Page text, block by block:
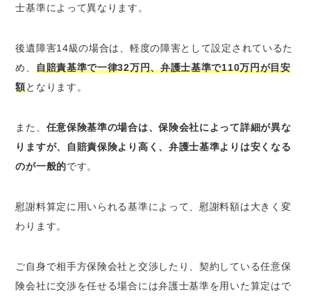
士基準によって異なります。
後遺障害14級の場合は、軽度の障害として設定されているた
め、 自賠責基準で一律32万円、弁護士基準で110万円が目安
額となります。
また、 任意保険基準の場合は、保険会社によって詳細が異な
りますが、自賠責保険より高く、弁護士基準よりは安くなる
のが一般的です。
慰謝料算定に用いられる基準によって、慰謝料額は大きく変
わります。
ご自身で相手方保険会社と交渉したり、契約している任意保
険会社に交渉を任せる場合には弁護士基準を用いた算定はで